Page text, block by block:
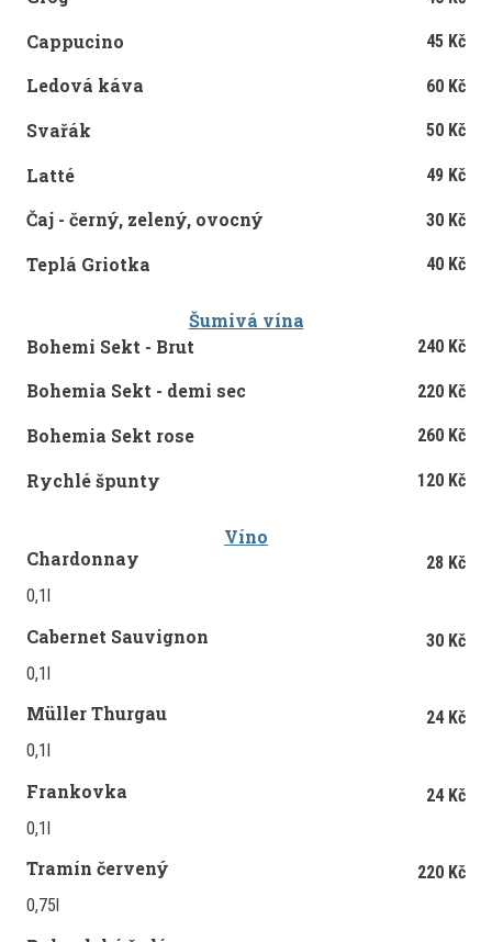
Cappucino 45 Kč
Ledová káva 60 Kč
Svařák 50 Kč
Latté 49 Kč
Čaj - černý, zelený, ovocný 30 Kč
Teplá Griotka 40 Kč
Šumivá vína
Bohemi Sekt - Brut
240 Kč
Bohemia Sekt - demi sec 220 Kč
Bohemia Sekt rose 260 Kč
Rychlé špunty 120 Kč
Víno
Chardonnay
0,1l
28 Kč
Cabernet Sauvignon
0,1l
30 Kč
Müller Thurgau
0,1l
24 Kč
Frankovka
0,1l
24 Kč
Tramín červený
0,75l
220 Kč